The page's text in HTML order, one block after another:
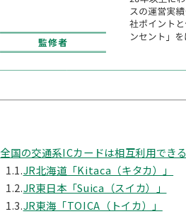
全国の交通系ICカードは相互利用できる
1.1.JR北海道「Kitaca（キタカ）」
1.2.JR東日本「Suica（スイカ）」
1.3.JR東海「TOICA（トイカ）」